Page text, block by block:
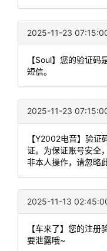
2025-11-23
【Soul】您的验证
短信。
2025-11-23
【Y2002电音】验
证。为保证账号安全
非本人操作，请忽略
2025-11-13
【车来了】您的注
要泄露哦~